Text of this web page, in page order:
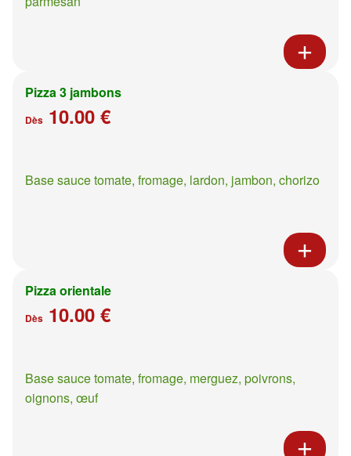
Pizza 3 jambons
Dès 10.00 €
Base sauce tomate, fromage, lardon, jambon, chorizo
Pizza orientale
Dès 10.00 €
Base sauce tomate, fromage, merguez, poivrons,
oignons, œuf